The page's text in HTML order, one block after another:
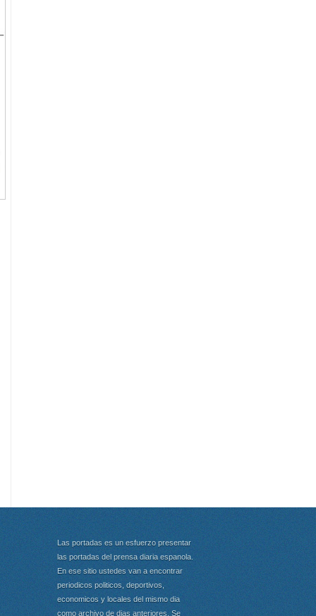
Las portadas es un esfuerzo presentar
las portadas del prensa diaria espanola.
En ese sitio ustedes van a encontrar
periodicos politicos, deportivos,
economicos y locales del mismo dia
como archivo de dias anteriores. Se